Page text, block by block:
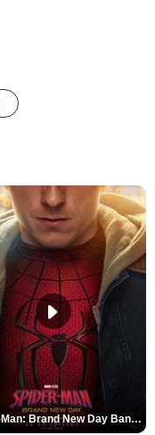
Spider-Man: Brand New Day Bande-annonce VO STFR